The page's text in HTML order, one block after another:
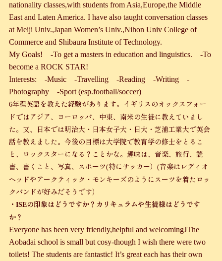
nationality classes,with students from Asia,Europe,the Middle
East and Laten America. I have also taught conversation classes
at Meiji Univ.,Japan Women’s Univ.,Nihon Univ College of
Commerce and Shibaura Institute of Technology.
My Goals! -To get a masters in education and linguistics. -To
become a ROCK STAR!
Interests: -Music -Travelling -Reading -Writing -
Photography -Sport (esp.football/soccer)
6年程英語を教えた経験があります。イギリスのオックスフォー
ドではアジア、ヨーロッパ、中東、南米の生徒に教えていまし
た。又、日本では明治大・日本女子大・日大・芝浦工業大で英会
話を教えました。今後の目標は大学院で教育学の修士をとるこ
と、ロックスターになる？ことかな。趣味は、音楽、旅行、読
書、書くこと、写真、スポーツ(特にサッカー） (音楽はレディオ
ヘッドやアークティック・モンキーズのようにスーツを着たロッ
クバンドが好みだそうです）
・ ISEの印象はどうですか？カリキュラムや生徒様はどうです
か？
Everyone has been very friendly,helpful and welcomingJThe
Aobadai school is small but cosy-though I wish there were two
toilets! The students are fantastic! It’s great each has their own